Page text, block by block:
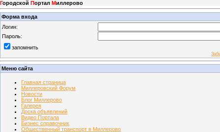
Городской Портал Миллерово
Форма входа
Логин:
Пароль:
запомнить
Меню сайта
Главная страница
Миллеровский Форум
Новости
Блог Миллерово
Галерея
Доска объявлений
Видео Портала
Бизнес справочник
Общественный транспорт в Миллерово